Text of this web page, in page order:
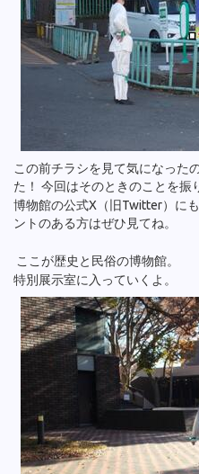
この前チラシを見て気になった
た！ 今回はそのときのことを振
博物館の公式X（旧Twitter）に
ントのある方はぜひ見てね。
ここが歴史と民俗の博物館。
特別展示室に入っていくよ。